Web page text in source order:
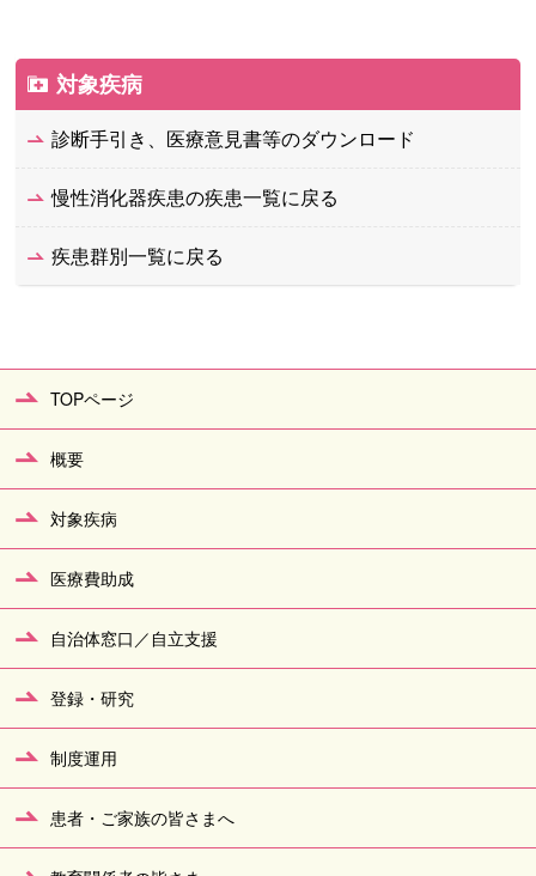
対象疾病
診断手引き、医療意見書等のダウンロード
慢性消化器疾患の疾患一覧に戻る
疾患群別一覧に戻る
TOPページ
概要
対象疾病
医療費助成
自治体窓口／自立支援
登録・研究
制度運用
患者・ご家族の皆さまへ